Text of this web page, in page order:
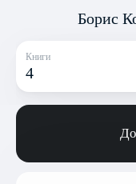
Борис
Книги
4